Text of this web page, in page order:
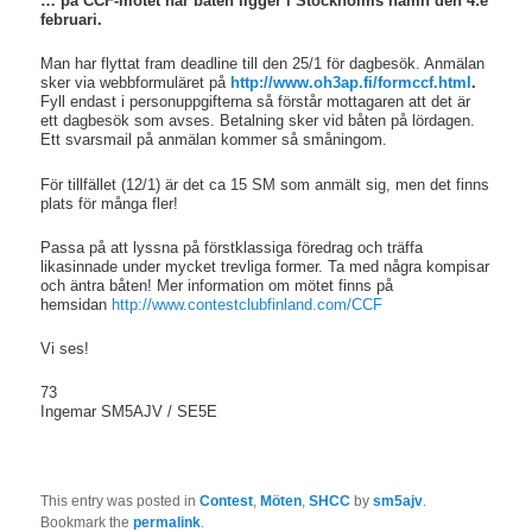
februari.
Man har flyttat fram deadline till den 25/1 för dagbesök. Anmälan
sker via webbformuläret på http://www.oh3ap.fi/formccf.html.
Fyll endast i personuppgifterna så förstår mottagaren att det är
ett dagbesök som avses. Betalning sker vid båten på lördagen.
Ett svarsmail på anmälan kommer så småningom.
För tillfället (12/1) är det ca 15 SM som anmält sig, men det finns
plats för många fler!
Passa på att lyssna på förstklassiga föredrag och träffa
likasinnade under mycket trevliga former. Ta med några kompisar
och äntra båten! Mer information om mötet finns på
hemsidan http://www.contestclubfinland.com/CCF
Vi ses!
73
Ingemar SM5AJV / SE5E
This entry was posted inContest, Möten,SHCC bysm5ajv.
Bookmark thepermalink.